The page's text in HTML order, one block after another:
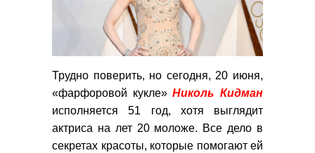
Трудно поверить, но сегодня, 20 июня,
«фарфоровой кукле»Николь Кидман
исполняется 51 год, хотя выглядит
актриса на лет 20 моложе. Все дело в
секретах красоты, которые помогают ей